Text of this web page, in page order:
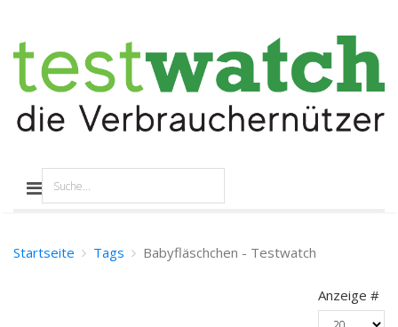
Startseite Tags Babyfläschchen - Testwatch
Anzeige #